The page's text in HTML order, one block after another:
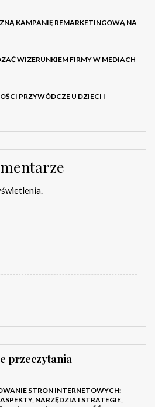
KAMPANIĘ REMARKETINGOWĄ NA
WIZERUNKIEM FIRMY W MEDIACH
PRZYWÓDCZE U DZIECI I
przeczytania
STRON INTERNETOWYCH:
NARZĘDZIA I STRATEGIE,